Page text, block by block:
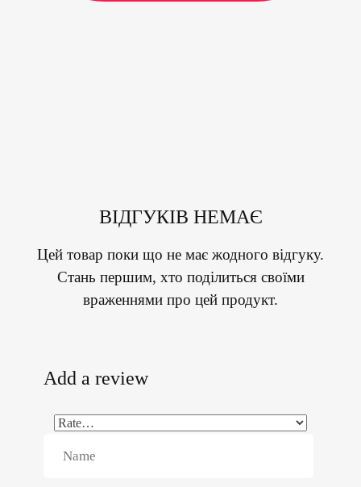
ВІДГУКІВ НЕМАЄ
Цей товар поки що не має жодного відгуку.
Стань першим, хто поділиться своїми
враженнями про цей продукт.
Add a review